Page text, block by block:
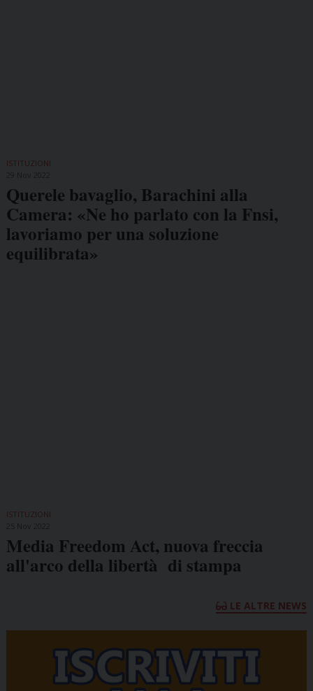
ISTITUZIONI
Querele bavaglio, Barachini alla
Camera: «Ne ho parlato con la Fnsi,
lavoriamo per una soluzione
equilibrata»
ISTITUZIONI
Media Freedom Act, nuova freccia
all'arco della libertà di stampa
LE ALTRE NEWS